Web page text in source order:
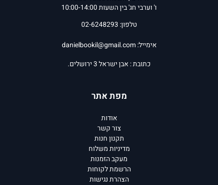
ו' וערבי חג' בין השעות 10:00-14:00
טלפון: 02-6248293
אימייל:danielbookil@gmail.com
כתובת : אבן ישראל 3 ירושלים.
מפת אתר
אודות
צור קשר
תקנון חנות
מדיניות משלוח
מעקב הזמנות
הרשמת לקוחות
הצהרת נגישות